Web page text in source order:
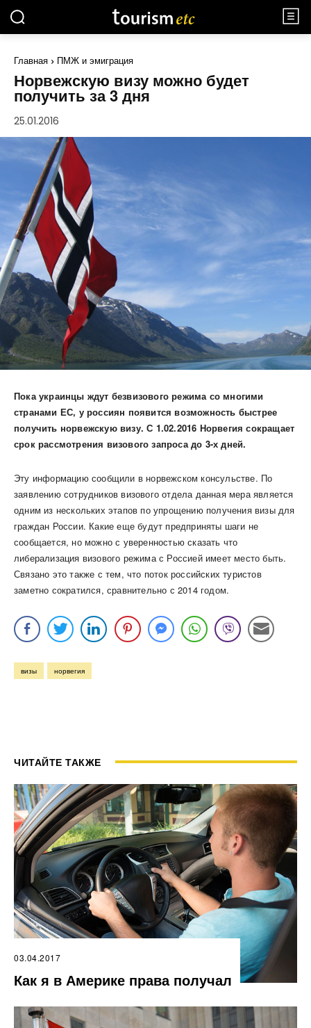
Главная ПМЖ и эмиграция
Норвежскую визу можно будет
получить за 3 дня
25.01.2016
Пока украинцы ждут безвизового режима со многими
странами ЕС, у россиян появится возможность быстрее
получить норвежскую визу. С 1.02.2016 Норвегия сокращает
срок рассмотрения визового запроса до 3-х дней.
Эту информацию сообщили в норвежском консульстве. По
заявлению сотрудников визового отдела данная мера является
одним из нескольких этапов по упрощению получения визы для
граждан России. Какие еще будут предприняты шаги не
сообщается, но можно с уверенностью сказать что
либерализация визового режима с Россией имеет место быть.
Связано это также с тем, что поток российских туристов
заметно сократился, сравнительно с 2014 годом.
визы норвегия
ЧИТАЙТЕ ТАКЖЕ
03.04.2017
Как я в Америке права получал